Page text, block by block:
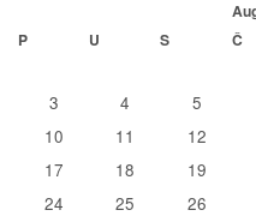
P
U S Č
3
4 5
10
11 12
17
18 19
24
25 26